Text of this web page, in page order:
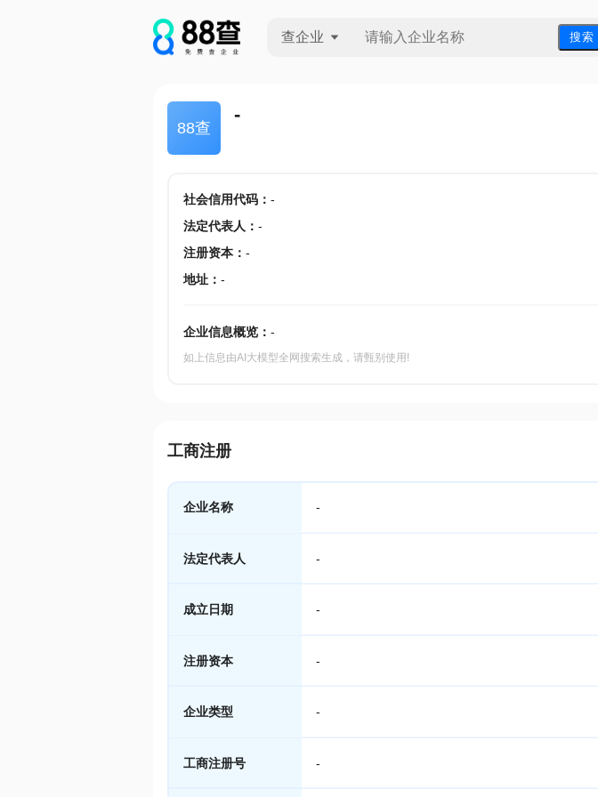
查企业 搜 索
88查
-
社会信用代码： -
法定代表人 ： -
注册资本： -
地址： -
企业信息概览： -
如上信息由AI大模型全网搜索生成，请甄别使用!
工商注册
企业名称 -
法定代表人 -
成立日期 -
注册资本 -
企业类型 -
工商注册号 -